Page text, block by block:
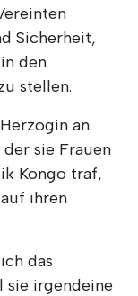
Sicherheit,
den
stellen.
an
sie Frauen
Kongo traf,
ihren
das
sie irgendeine